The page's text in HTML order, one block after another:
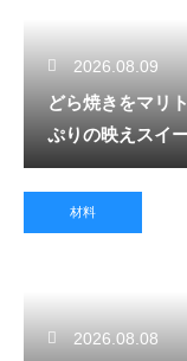
2026.08.09
どら焼きをマリ
ぷりの映えスイ
材料
2026.08.08